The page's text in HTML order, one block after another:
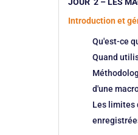
JOUR 2 – LES
Introduction et
Qu'est-ce
Quand
d'une
Les limites